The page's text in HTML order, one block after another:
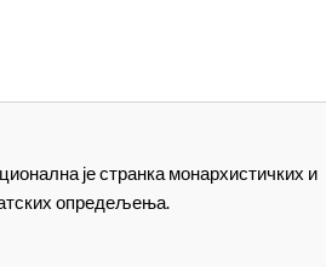
је странка монархистичких и
опредељења.